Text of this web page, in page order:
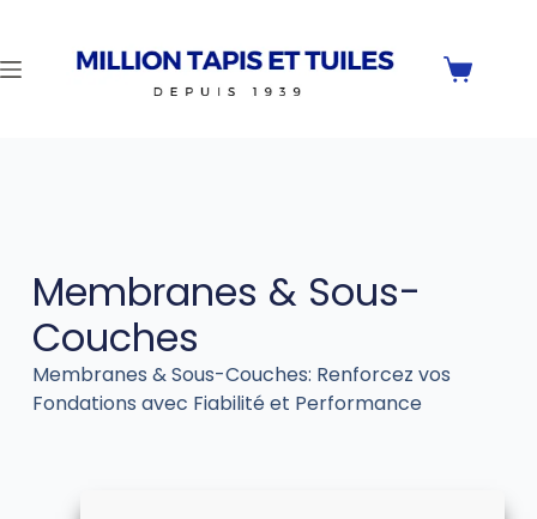
Membranes & Sous-
Couches
Membranes & Sous-Couches: Renforcez vos
Fondations avec Fiabilité et Performance